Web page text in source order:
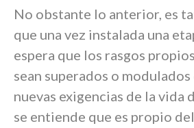
No obstante lo anterior, es
que una vez instalada una
espera que los rasgos
sean superados o
nuevas exigencias de la vida
se entiende que es propio